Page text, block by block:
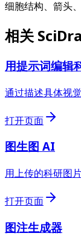
细胞结构、箭头
相关
用提示词编辑
通过描述具体视
打开页面
图生图 AI
用上传的科研图
打开页面
图注生成器